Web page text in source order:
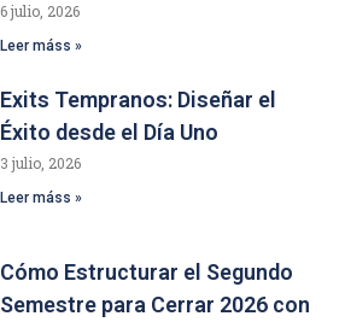
6 julio, 2026
Leer máss »
Exits Tempranos: Diseñar el
Éxito desde el Día Uno
3 julio, 2026
Leer máss »
Cómo Estructurar el Segundo
Semestre para Cerrar 2026 con